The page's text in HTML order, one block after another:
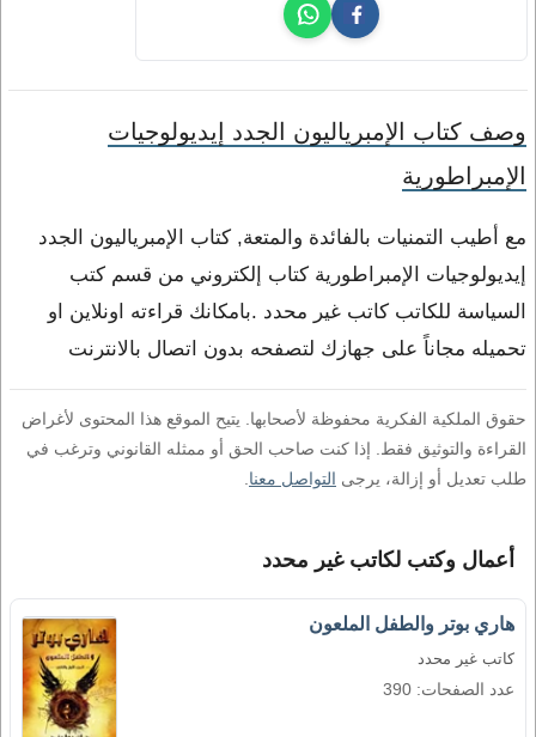
وصف كتاب الإمبرياليون الجدد إيديولوجيات
الإمبراطورية
مع أطيب التمنيات بالفائدة والمتعة, كتاب الإمبرياليون الجدد
إيديولوجيات الإمبراطورية كتاب إلكتروني من قسم كتب
السياسة للكاتب كاتب غير محدد .بامكانك قراءته اونلاين او
تحميله مجاناً على جهازك لتصفحه بدون اتصال بالانترنت
حقوق الملكية الفكرية محفوظة لأصحابها. يتيح الموقع هذا المحتوى لأغراض
القراءة والتوثيق فقط. إذا كنت صاحب الحق أو ممثله القانوني وترغب في
طلب تعديل أو إزالة، يرجى التواصل معنا
أعمال وكتب لكاتب غير محدد
هاري بوتر والطفل الملعون
كاتب غير محدد
عدد الصفحات: 390